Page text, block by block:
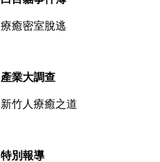
療癒密室脫逃
產業大調查
新竹人療癒之道
特別報導